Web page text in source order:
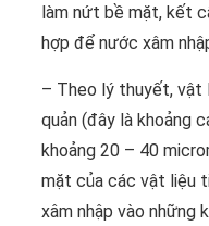
làm nứt bề mặt, kết
hợp để nước xâm
– Theo lý thuyết, vật
quản (đây là khoảng
khoảng 20 – 40
mặt của các vật liệu
xâm nhập vào những